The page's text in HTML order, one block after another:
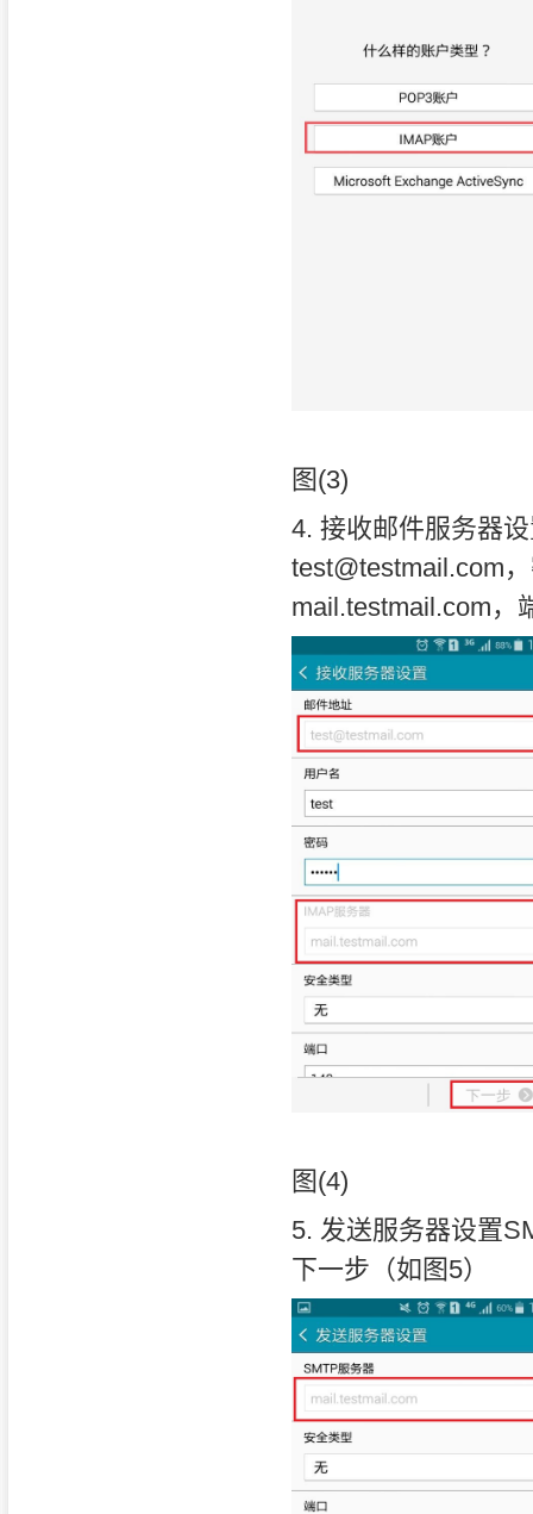
图(3)
4. 接收邮件服务器
test@testmail.com
mail.testmail.com，
图(4)
5. 发送服务器设置
下一步（如图5）